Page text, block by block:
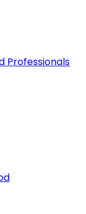
Professionals